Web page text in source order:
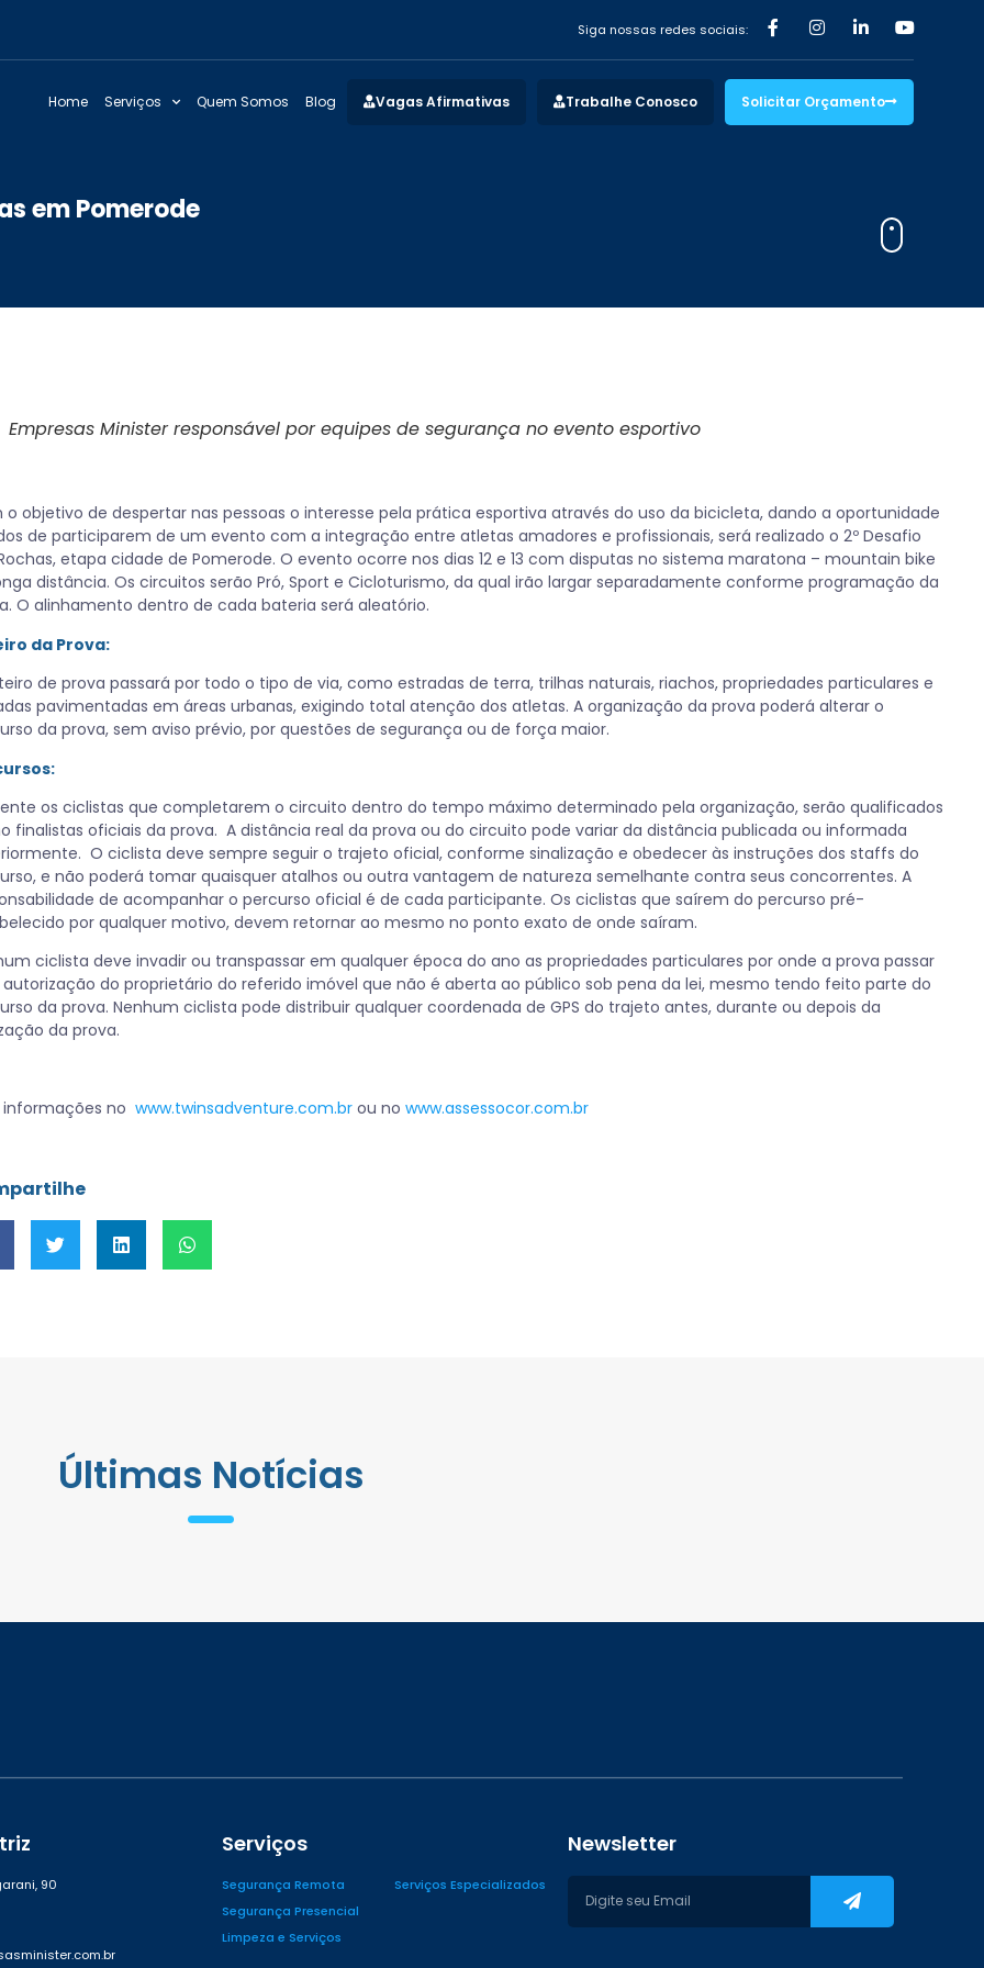
Siga nossas redes sociais:
Home Serviços Quem Somos Blog Vagas Afirmativas Trabalhe Conosco Solicitar Orçamento
em Pomerode
Empresas Minister responsável por equipes de segurança no evento esportivo
o objetivo de despertar nas pessoas o interesse pela prática esportiva através do uso da bicicleta, dando a oportunidade
de participarem de um evento com a integração entre atletas amadores e profissionais, será realizado o 2º Desafio
etapa cidade de Pomerode. O evento ocorre nos dias 12 e 13 com disputas no sistema maratona – mountain bike
distância. Os circuitos serão Pró, Sport e Cicloturismo, da qual irão largar separadamente conforme programação da
O alinhamento dentro de cada bateria será aleatório.
da Prova:
de prova passará por todo o tipo de via, como estradas de terra, trilhas naturais, riachos, propriedades particulares e
pavimentadas em áreas urbanas, exigindo total atenção dos atletas. A organização da prova poderá alterar o
da prova, sem aviso prévio, por questões de segurança ou de força maior.
os ciclistas que completarem o circuito dentro do tempo máximo determinado pela organização, serão qualificados
finalistas oficiais da prova. A distância real da prova ou do circuito pode variar da distância publicada ou informada
O ciclista deve sempre seguir o trajeto oficial, conforme sinalização e obedecer às instruções dos staffs do
e não poderá tomar quaisquer atalhos ou outra vantagem de natureza semelhante contra seus concorrentes. A
de acompanhar o percurso oficial é de cada participante. Os ciclistas que saírem do percurso pré-
por qualquer motivo, devem retornar ao mesmo no ponto exato de onde saíram.
ciclista deve invadir ou transpassar em qualquer época do ano as propriedades particulares por onde a prova passar
do proprietário do referido imóvel que não é aberta ao público sob pena da lei, mesmo tendo feito parte do
da prova. Nenhum ciclista pode distribuir qualquer coordenada de GPS do trajeto antes, durante ou depois da
da prova.
informações nowww.twinsadventure.com.br ou nowww.assessocor.com.br
Últimas Notícias
90
Serviços
Segurança Remota
Segurança Presencial
Limpeza e Serviços
Serviços Especializados
Newsletter